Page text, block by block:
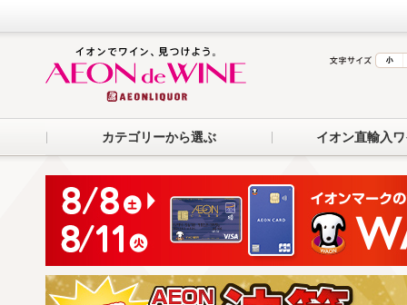
カテゴリーから選ぶ イオン直輸入